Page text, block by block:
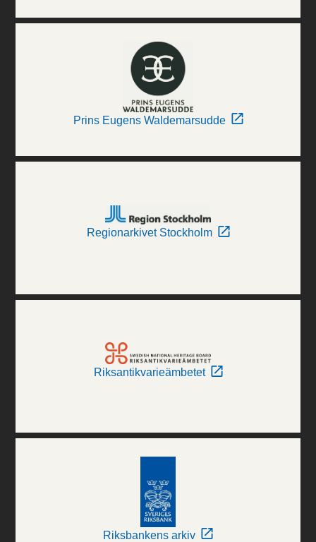
Prins Eugens Waldemarsudde
Regionarkivet Stockholm
Riksantikvarieämbetet
Riksbankens arkiv